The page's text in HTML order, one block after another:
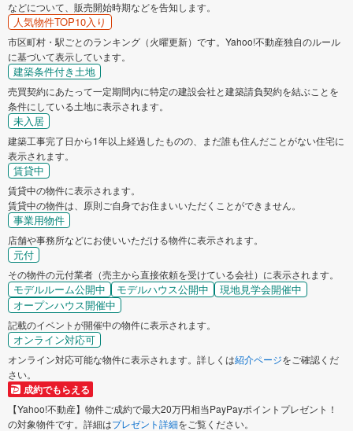
などについて、販売開始時期などを告知します。
人気物件TOP10入り
市区町村・駅ごとのランキング（火曜更新）です。Yahoo!不動産独自のルール
に基づいて表示しています。
建築条件付き土地
売買契約にあたって一定期間内に特定の建設会社と建築請負契約を結ぶことを
条件にしている土地に表示されます。
未入居
建築工事完了日から1年以上経過したものの、まだ誰も住んだことがない住宅に
表示されます。
賃貸中
賃貸中の物件に表示されます。
賃貸中の物件は、原則ご自身でお住まいいただくことができません。
事業用物件
店舗や事務所などにお使いいただける物件に表示されます。
元付
その物件の元付業者（売主から直接依頼を受けている会社）に表示されます。
モデルルーム公開中 モデルハウス公開中
現地見学会開催中
オープンハウス開催中
記載のイベントが開催中の物件に表示されます。
オンライン対応可
オンライン対応可能な物件に表示されます。詳しくは紹介ページをご確認くだ
さい。
成約でもらえる
【Yahoo!不動産】物件ご成約で最大20万円相当PayPayポイントプレゼント！
の対象物件です。詳細はプレゼント詳細をご覧ください。